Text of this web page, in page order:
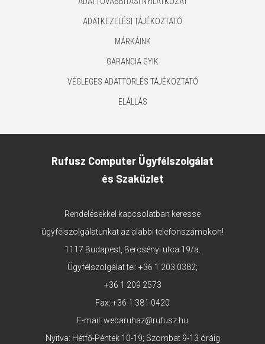
ADATKEZELÉSI TÁJÉKOZTATÓ
MÁRKÁINK
GARANCIA GYIK
VÉGLEGES ADATTÖRLÉS TÁJÉKOZTATÓ
ELÁLLÁS
Rufusz Computer Ügyfélszolgálat
és Szaküzlet
Rendelésekkel kapcsolatban keresse
ügyfélszolgálatunkat az alábbi telefonszámokon!
1117 Budapest, Bercsényi utca 19/a.
Ügyfélszolgálat tel: +36 1 203 0382;
+36 1 209 2573
Fax: +36 1 381 0420
E-mail: webaruhaz@rufusz.hu
Nyitva: Hétfő-Péntek 10-19; Szombat 9-13 óráig